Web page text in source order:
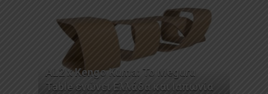
AL2 x Kengo Kuma: Το Meguru
Table ενώνει Ελλάδα και Ιαπωνία